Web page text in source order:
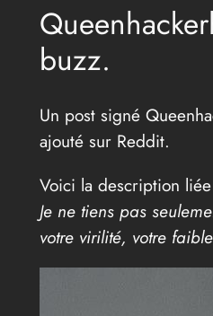
buzz.
Un post signé
ajouté sur Reddit.
Voici la description
Je ne tiens pas
votre virilité, votre